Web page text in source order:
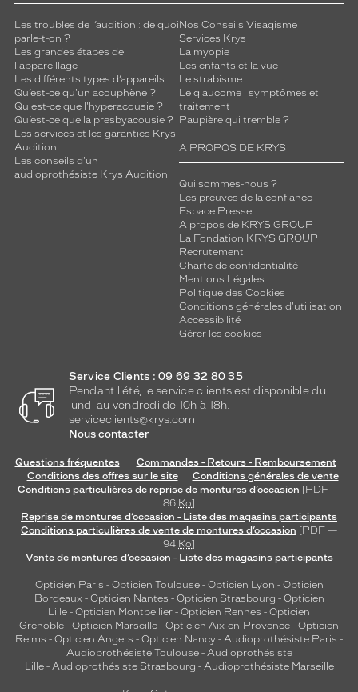
Les troubles de l’audition : de quoi
parle-t-on ?
Les grandes étapes de
l'appareillage
Les différents types d’appareils
Qu’est-ce qu'un acouphène ?
Qu'est-ce que l'hyperacousie ?
Qu’est-ce que la presbyacousie ?
Les services et les garanties Krys
Audition
Les conseils d'un
audioprothésiste Krys Audition
Nos Conseils Visagisme
Services Krys
La myopie
Les enfants et la vue
Le strabisme
Le glaucome : symptômes et
traitement
Paupière qui tremble ?
A PROPOS DE KRYS
Qui sommes-nous ?
Les preuves de la confiance
Espace Presse
A propos de KRYS GROUP
La Fondation KRYS GROUP
Recrutement
Charte de confidentialité
Mentions Légales
Politique des Cookies
Conditions générales d'utilisation
Accessibilité
Gérer les cookies
Service Clients : 09 69 32 80 35
Pendant l'été, le service clients est disponible du
lundi au vendredi de 10h à 18h.
serviceclients@krys.com
Nous contacter
Questions fréquentes
Commandes - Retours - Remboursement
Conditions des offres sur le site
Conditions générales de vente
Conditions particulières de reprise de montures d’occasion [PDF —
86 Ko]
Reprise de montures d’occasion - Liste des magasins participants
Conditions particulières de vente de montures d’occasion [PDF —
94 Ko]
Vente de montures d’occasion - Liste des magasins participants
Opticien Paris - Opticien Toulouse- Opticien Lyon - Opticien
Bordeaux- Opticien Nantes - Opticien Strasbourg - Opticien
Lille - Opticien Montpellier - Opticien Rennes - Opticien
Grenoble - Opticien Marseille - Opticien Aix-en-Provence - Opticien
Reims - Opticien Angers - Opticien Nancy - Audioprothésiste Paris -
Audioprothésiste Toulouse- Audioprothésiste
Lille- Audioprothésiste Strasbourg - Audioprothésiste Marseille